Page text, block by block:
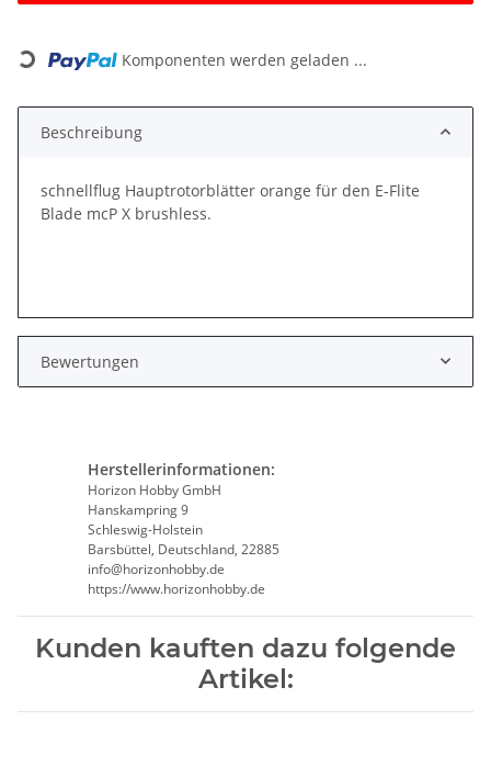
Loading... Komponenten werden geladen ...
Beschreibung
schnellflug Hauptrotorblätter orange für den E-Flite
Blade mcP X brushless.
Bewertungen
Herstellerinformationen:
Horizon Hobby GmbH
Hanskampring 9
Schleswig-Holstein
Barsbüttel, Deutschland, 22885
info@horizonhobby.de
https://www.horizonhobby.de
Kunden kauften dazu folgende
Artikel: